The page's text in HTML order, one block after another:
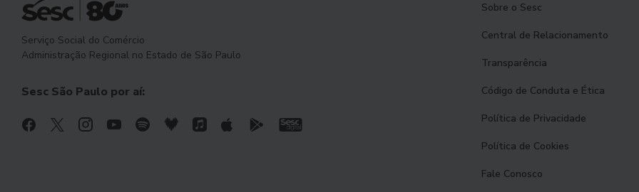
Serviço Social do Comércio
Administração Regional no Estado de São Paulo
Sesc São Paulo por aí:
Sobre o Sesc
Central de Relacionamento
Transparência
Código de Conduta e Ética
Política de Privacidade
Política de Cookies
Fale Conosco